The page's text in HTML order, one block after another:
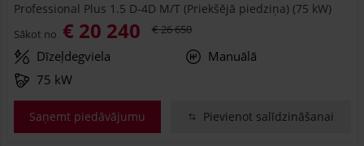
Professional Plus 1.5 D-4D M/T (Priekšējā piedziņa) (75 kW)
Sākot no € 20 240 € 26 650
Dīzeļdegviela
Manuālā
75 kW
Saņemt piedāvājumu Pievienot salīdzināšanai